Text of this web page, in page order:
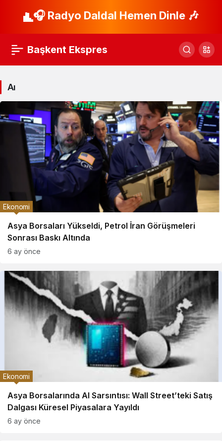
🎧 Radyo Daldal Hemen Dinle 🎶
Başkent Ekspres
Aı
Asya Borsaları Yükseldi, Petrol İran Görüşmeleri
Sonrası Baskı Altında
Ekonomi
6 ay önce
Asya Borsalarında AI Sarsıntısı: Wall Street’teki Satış
Dalgası Küresel Piyasalara Yayıldı
Ekonomi
6 ay önce